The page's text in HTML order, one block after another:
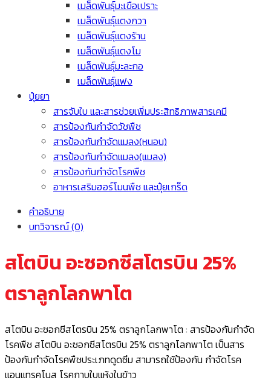
เมล็ดพันธุ์มะเขือเปราะ
เมล็ดพันธุ์แตงกวา
เมล็ดพันธุ์แตงร้าน
เมล็ดพันธุ์แตงโม
เมล็ดพันธุ์มะละกอ
เมล็ดพันธุ์แฟง
ปุ๋ยยา
สารจับใบ และสารช่วยเพิ่มประสิทธิภาพสารเคมี
สารป้องกันกำจัดวัชพืช
สารป้องกันกำจัดแมลง(หนอน)
สารป้องกันกำจัดแมลง(แมลง)
สารป้องกันกำจัดโรคพืช
อาหารเสริมฮอร์โมนพืช และปุ๋ยเกร็ด
คำอธิบาย
บทวิจารณ์ (0)
สโตบิน อะซอกซีสโตรบิน 25%
ตราลูกโลกพาโต
สโตบิน อะซอกซีสโตรบิน 25% ตราลูกโลกพาโต : สารป้องกันกำจัด
โรคพืช สโตบิน อะซอกซีสโตรบิน 25% ตราลูกโลกพาโต เป็นสาร
ป้องกันกำจัดโรคพืชประเภทดูดซึม สามารถใช้ป้องกัน กำจัดโรค
แอนแทรคโนส โรคกาบใบแห้งในข้าว